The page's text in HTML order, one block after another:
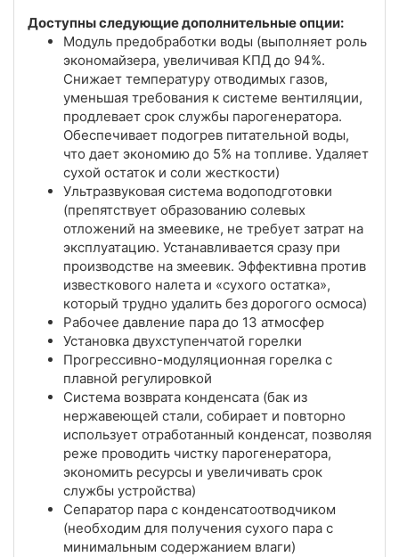
Доступны следующие дополнительные опции:
Модуль предобработки воды (выполняет роль
экономайзера, увеличивая КПД до 94%.
Снижает температуру отводимых газов,
уменьшая требования к системе вентиляции,
продлевает срок службы парогенератора.
Обеспечивает подогрев питательной воды,
что дает экономию до 5% на топливе. Удаляет
сухой остаток и соли жесткости)
Ультразвуковая система водоподготовки
(препятствует образованию солевых
отложений на змеевике, не требует затрат на
эксплуатацию. Устанавливается сразу при
производстве на змеевик. Эффективна против
известкового налета и «сухого остатка»,
который трудно удалить без дорогого осмоса)
Рабочее давление пара до 13 атмосфер
Установка двухступенчатой горелки
Прогрессивно-модуляционная горелка с
плавной регулировкой
Система возврата конденсата (бак из
нержавеющей стали, собирает и повторно
использует отработанный конденсат, позволяя
реже проводить чистку парогенератора,
экономить ресурсы и увеличивать срок
службы устройства)
Сепаратор пара с конденсатоотводчиком
(необходим для получения сухого пара с
минимальным содержанием влаги)